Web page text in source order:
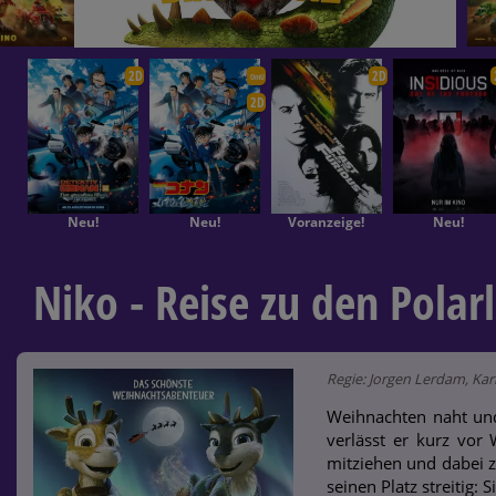
2D
Neu!
OmU
2D
Neu!
2D
Voranzeige! Neu!
Niko - Reise zu den
Regie: Jorgen Lerdam,
Weihnachten naht
verlässt er kurz vor
mitziehen und dabei
seinen Platz streitig: